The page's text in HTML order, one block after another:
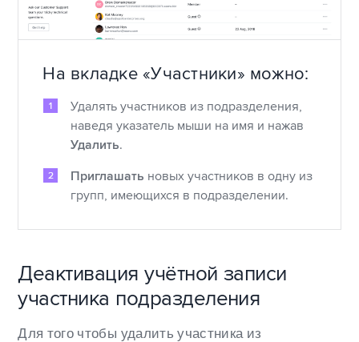
На вкладке «Участники» можно:
Удалять участников из подразделения,
наведя указатель мыши на имя и нажав
Удалить.
Приглашать новых участников в одну из
групп, имеющихся в подразделении.
Деактивация учётной записи
участника подразделения
Для того чтобы удалить участника из